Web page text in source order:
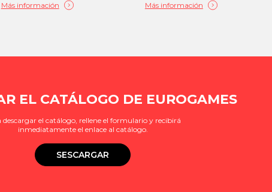
Más información Más información
EL CATÁLOGO DE EUROGAMES
descargar el catálogo, rellene el formulario y recibirá
inmediatamente el enlace al catálogo.
SESCARGAR